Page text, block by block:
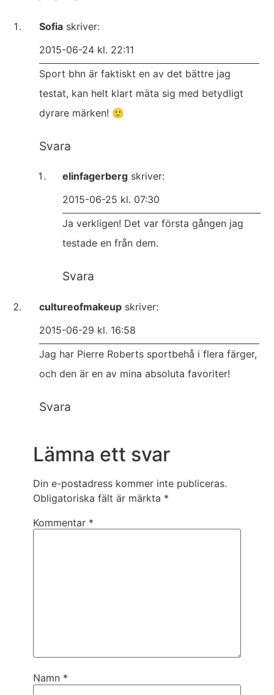
Sofia skriver:
2015-06-24 kl. 22:11
Sport bhn är faktiskt en av det bättre jag
testat, kan helt klart mäta sig med betydligt
dyrare märken! 🙂
Svara
elinfagerberg skriver:
2015-06-25 kl. 07:30
Ja verkligen! Det var första gången jag
testade en från dem.
Svara
cultureofmakeup skriver:
2015-06-29 kl. 16:58
Jag har Pierre Roberts sportbehå i flera färger,
och den är en av mina absoluta favoriter!
Svara
Lämna ett svar
Din e-postadress kommer inte publiceras.
Obligatoriska fält är märkta *
Kommentar *
Namn *